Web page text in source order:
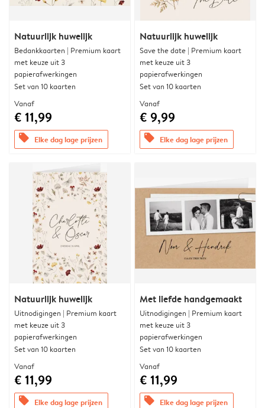
Natuurlijk huwelijk
Bedankkaarten | Premium kaart
met keuze uit 3
papierafwerkingen
Set van 10 kaarten
Vanaf
€ 11,99
offers Elke dag lage prijzen
Natuurlijk huwelijk
Save the date | Premium kaart
met keuze uit 3
papierafwerkingen
Set van 10 kaarten
Vanaf
€ 9,99
offers Elke dag lage prijzen
Natuurlijk huwelijk
Uitnodigingen | Premium kaart
met keuze uit 3
papierafwerkingen
Set van 10 kaarten
Vanaf
€ 11,99
offers Elke dag lage prijzen
Met liefde handgemaakt
Uitnodigingen | Premium kaart
met keuze uit 3
papierafwerkingen
Set van 10 kaarten
Vanaf
€ 11,99
offers Elke dag lage prijzen